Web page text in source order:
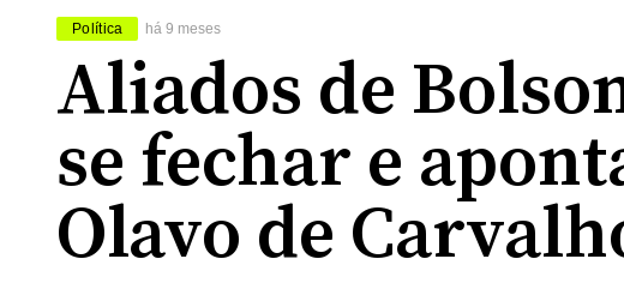
Política há 9 meses
Aliados de
se fechar e
Olavo de